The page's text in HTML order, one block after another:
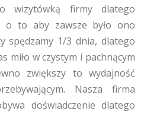
wizytówką firmy dlatego
o to aby zawsze było ono
spędzamy 1/3 dnia, dlatego
miło w czystym i pachnącym
zwiększy to wydajność
Nasza firma
doświadczenie dlatego